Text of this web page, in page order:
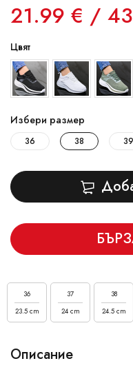
21.99 € /
Цвят
Избери размер
36 38 39
36
23.5 cm
37
24 cm
38
24.5 cm
Описание